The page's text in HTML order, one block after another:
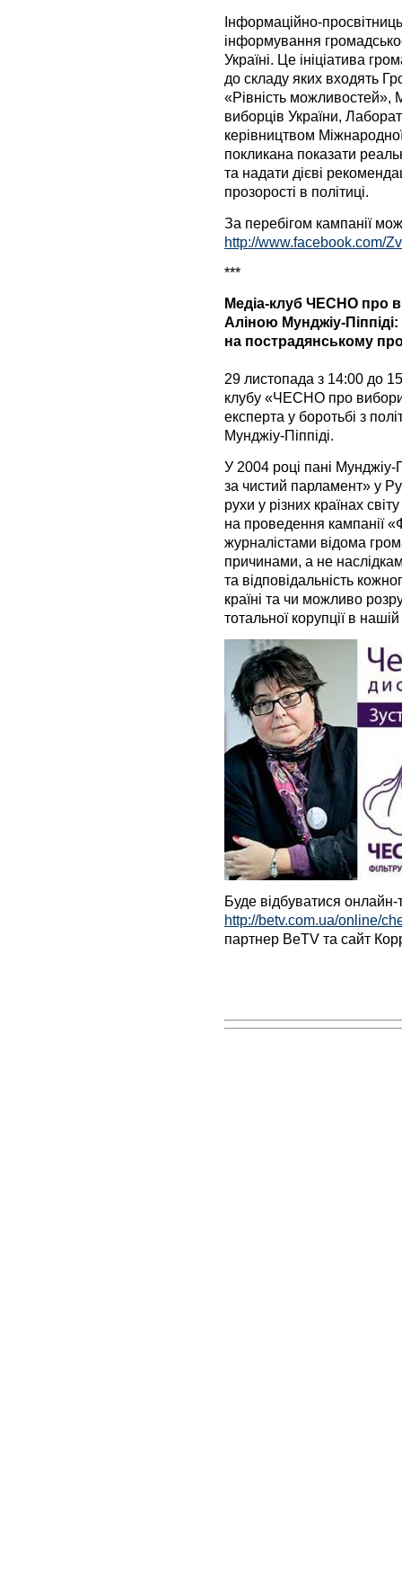
Інформаційно-
інформування
Україні. Це ініціатива
до складу яких входять
«Рівність можливостей»,
виборців України,
керівництвом
покликана показати
та надати дієві
прозорості в політиці.
За перебігом кампанії
http://www.facebook.com/
***
Медіа-клуб ЧЕСНО про
Аліною Мунджіу-Піппіді:
на пострадянському
29 листопада з 14:00 до
клубу «ЧЕСНО про вибори»
експерта у боротьбі з
Мунджіу-Піппіді.
У 2004 році пані Мунджіу-
за чистий парламент» у
рухи у різних країнах
на проведення кампанії
журналістами відома
причинами, а не
та відповідальність
країні та чи можливо
тотальної корупції в
Буде відбуватися онлайн-
http://betv.com.ua/online/
партнер BeTV та сайт